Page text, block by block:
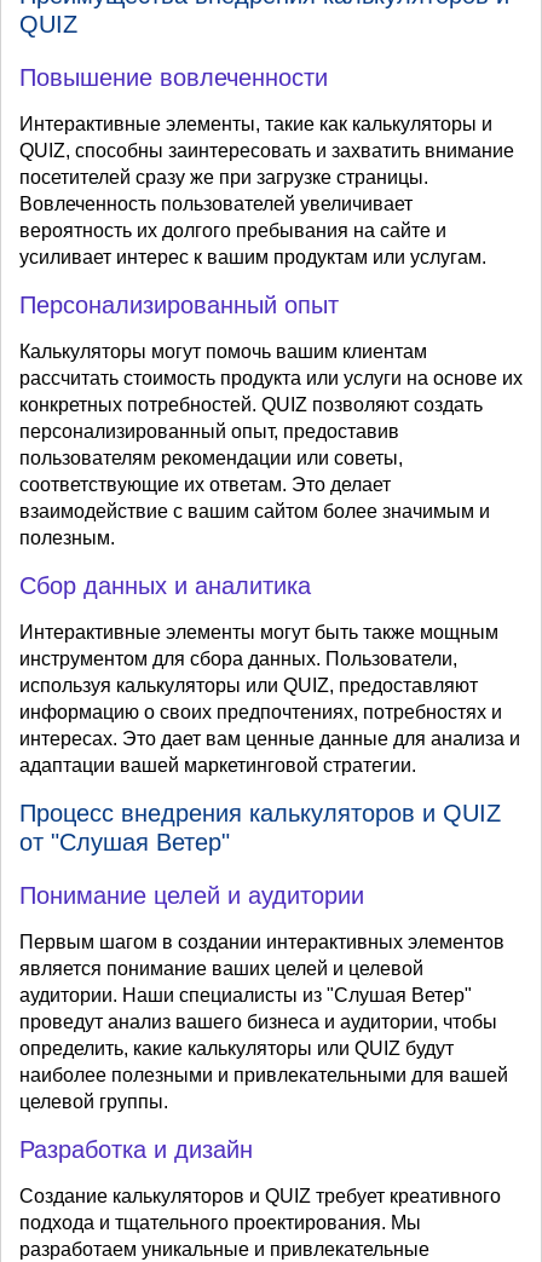
QUIZ
Повышение вовлеченности
Интерактивные элементы, такие как калькуляторы и
QUIZ, способны заинтересовать и захватить внимание
посетителей сразу же при загрузке страницы.
Вовлеченность пользователей увеличивает
вероятность их долгого пребывания на сайте и
усиливает интерес к вашим продуктам или услугам.
Персонализированный опыт
Калькуляторы могут помочь вашим клиентам
рассчитать стоимость продукта или услуги на основе их
конкретных потребностей. QUIZ позволяют создать
персонализированный опыт, предоставив
пользователям рекомендации или советы,
соответствующие их ответам. Это делает
взаимодействие с вашим сайтом более значимым и
полезным.
Сбор данных и аналитика
Интерактивные элементы могут быть также мощным
инструментом для сбора данных. Пользователи,
используя калькуляторы или QUIZ, предоставляют
информацию о своих предпочтениях, потребностях и
интересах. Это дает вам ценные данные для анализа и
адаптации вашей маркетинговой стратегии.
Процесс внедрения калькуляторов и QUIZ
от "Слушая Ветер"
Понимание целей и аудитории
Первым шагом в создании интерактивных элементов
является понимание ваших целей и целевой
аудитории. Наши специалисты из "Слушая Ветер"
проведут анализ вашего бизнеса и аудитории, чтобы
определить, какие калькуляторы или QUIZ будут
наиболее полезными и привлекательными для вашей
целевой группы.
Разработка и дизайн
Создание калькуляторов и QUIZ требует креативного
подхода и тщательного проектирования. Мы
разработаем уникальные и привлекательные